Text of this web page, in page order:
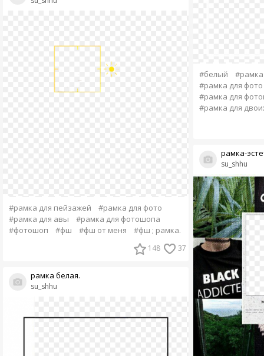
#рамка для пейзажей
#рамка для фото
#рамка для авы
#рамка для фотошопа
#фотошоп
#фш #фш от меня #фш ; рамка.
148 37
su_shhu
рамка белая.
#белый
#рамка для фото
#рамка для
#рамка для
su_shhu
рамка-